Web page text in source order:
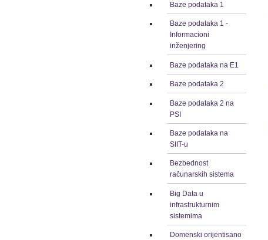
Baze podataka 1
Baze podataka 1 -
Informacioni
inženjering
Baze podataka na E1
Baze podataka 2
Baze podataka 2 na
PSI
Baze podataka na
SIIT-u
Bezbednost
računarskih sistema
Big Data u
infrastrukturnim
sistemima
Domenski orijentisano